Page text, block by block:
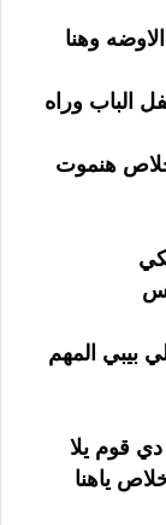
وهنا
الباب وراه
هنموت
بيبي المهم
قوم يلا
ياهنا